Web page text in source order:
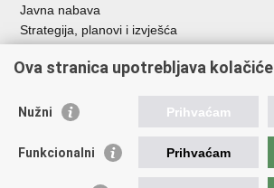
Javna nabava
Strategija, planovi i izvješća
Korisne poveznice
Vlada RH
Ova stranica upotrebljava kolačiće
Nužni Prihvaćam
Funkcionalni Prihvaćam